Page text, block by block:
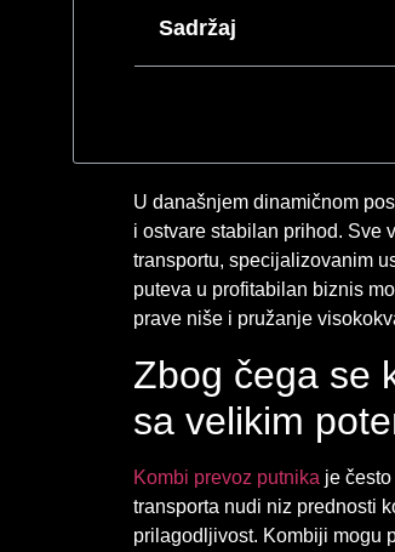
Sadržaj
U današnjem dinamičnom
i ostvare stabilan prihod. Sve
transportu, specijalizovanim
puteva u profitabilan biznis
prave niše i pružanje
Zbog čega se
sa velikim
Kombi prevoz putnika je
transporta nudi niz prednosti
prilagodljivost. Kombiji mogu